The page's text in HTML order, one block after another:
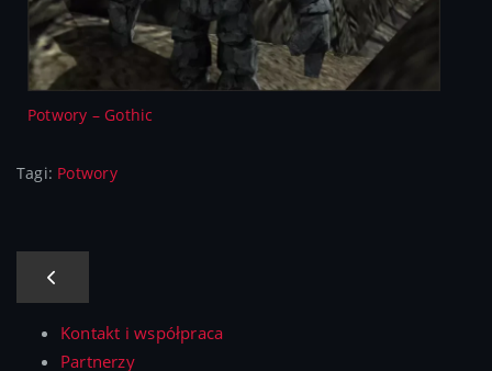
Potwory – Gothic
Tagi: Potwory
Kontakt i współpraca
Partnerzy